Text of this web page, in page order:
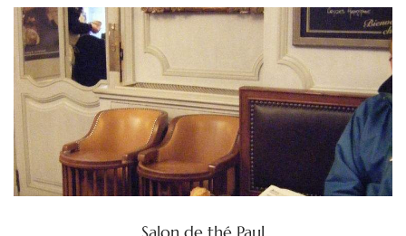
Salon de thé Paul